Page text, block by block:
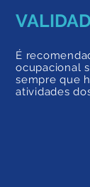
É
ocupacional
sempre que
atividades